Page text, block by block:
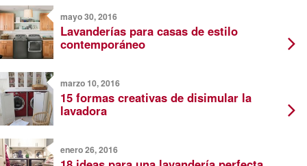
mayo 30, 2016
Lavanderías para casas de estilo
contemporáneo
marzo 10, 2016
15 formas creativas de disimular la
lavadora
enero 26, 2016